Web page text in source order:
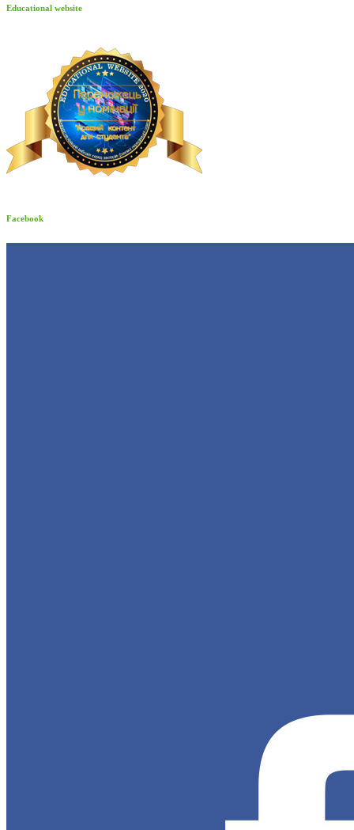
Educational website
Facebook